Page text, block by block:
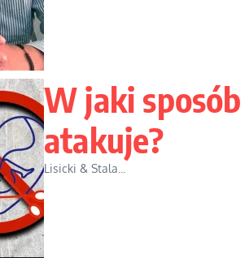
W jaki
atakuje?
Lisicki & Stala...